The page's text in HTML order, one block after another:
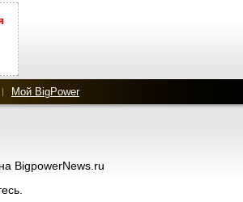
Мой BigPower
на BigpowerNews.ru